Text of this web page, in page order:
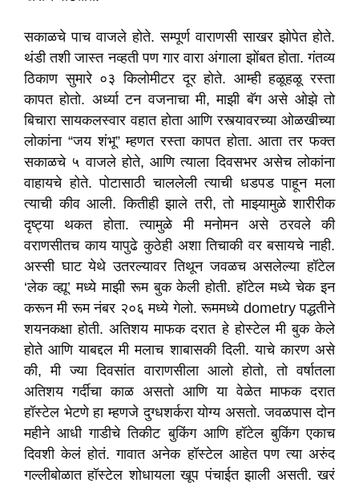
सकाळचे पाच वाजले होते. सम्पूर्ण वाराणसी साखर झोपेत होते.
थंडी तशी जास्त नव्हती पण गार वारा अंगाला झोंबत होता. गंतव्य
ठिकाण सुमारे ०३ किलोमीटर दूर होते. आम्ही हळूहळू रस्ता
कापत होतो. अर्ध्या टन वजनाचा मी, माझी बॅग असे ओझे तो
बिचारा सायकलस्वार वहात होता आणि रस्त्यावरच्या ओळखीच्या
लोकांना “जय शंभू” म्हणत रस्ता कापत होता. आता तर फक्त
सकाळचे ५ वाजले होते, आणि त्याला दिवसभर असेच लोकांना
वाहायचे होते. पोटासाठी चाललेली त्याची धडपड पाहून मला
त्याची कीव आली. कितीही झाले तरी, तो माझ्यामुळे शारीरीक
दृष्ट्या थकत होता. त्यामुळे मी मनोमन असे ठरवले की
वराणसीतच काय यापुढे कुठेही अशा तिचाकी वर बसायचे नाही.
अस्सी घाट येथे उतरल्यावर तिथून जवळच असलेल्या हॉटेल
‘लेक व्ह्यू’ मध्ये माझी रूम बुक केली होती. हॉटेल मध्ये चेक इन
करून मी रूम नंबर २०६ मध्ये गेलो. रूममध्ये dometry पद्धतीने
शयनकक्षा होती. अतिशय माफक दरात हे होस्टेल मी बुक केले
होते आणि याबद्दल मी मलाच शाबासकी दिली. याचे कारण असे
की, मी ज्या दिवसांत वाराणसीला आलो होतो, तो वर्षातला
अतिशय गर्दीचा काळ असतो आणि या वेळेत माफक दरात
हॉस्टेल भेटणे हा म्हणजे दुग्धशर्करा योग्य असतो. जवळपास दोन
महीने आधी गाडीचे तिकीट बुकिंग आणि हॉटेल बुकिंग एकाच
दिवशी केलं होतं. गावात अनेक हॉस्टेल आहेत पण त्या अरुंद
गल्लीबोळात हॉस्टेल शोधायला खूप पंचाईत झाली असती. खरं